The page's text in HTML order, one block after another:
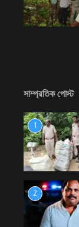
সাম্প্রতিক পোস্ট
1
2